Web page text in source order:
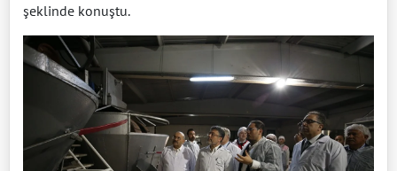
şeklinde konuştu.